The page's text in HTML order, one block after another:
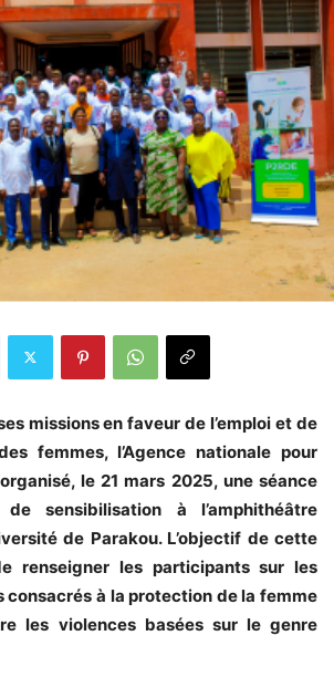
missions en faveur de l’emploi et de
femmes, l’Agence nationale pour
le 21 mars 2025, une séance
sensibilisation à l’amphithéâtre
de Parakou. L’objectif de cette
renseigner les participants sur les
à la protection de la femme
les violences basées sur le genre